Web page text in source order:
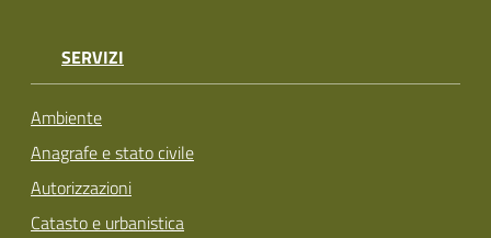
SERVIZI
Ambiente
Anagrafe e stato civile
Autorizzazioni
Catasto e urbanistica